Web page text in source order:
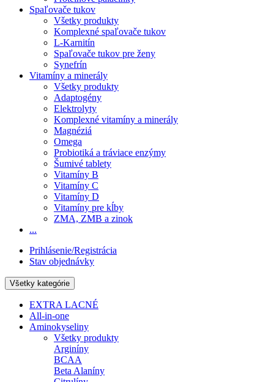
Spaľovače tukov
Všetky produkty
Komplexné spaľovače tukov
L-Karnitín
Spaľovače tukov pre ženy
Synefrín
Vitamíny a minerály
Všetky produkty
Adaptogény
Elektrolyty
Komplexné vitamíny a minerály
Magnéziá
Omega
Probiotiká a tráviace enzýmy
Šumivé tablety
Vitamíny B
Vitamíny C
Vitamíny D
Vitamíny pre kĺby
ZMA, ZMB a zinok
...
Prihlásenie/Registrácia
Stav objednávky
Všetky kategórie
EXTRA LACNÉ
All-in-one
Aminokyseliny
Všetky produkty
Arginíny
BCAA
Beta Alaníny